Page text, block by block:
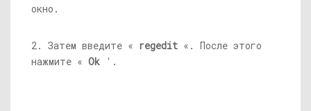
окно.
2. Затем введите « regedit «. После этого
нажмите « Ok '.